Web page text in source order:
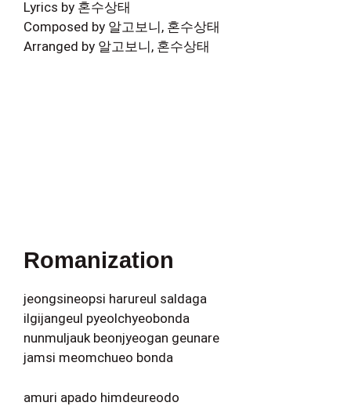
Lyrics by 혼수상태
Composed by 알고보니, 혼수상태
Arranged by 알고보니, 혼수상태
Romanization
jeongsineopsi harureul saldaga
ilgijangeul pyeolchyeobonda
nunmuljauk beonjyeogan geunare
jamsi meomchueo bonda
amuri apado himdeureodo